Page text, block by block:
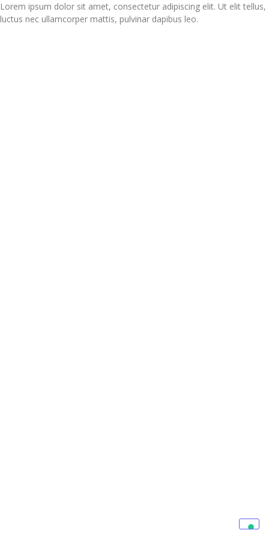
Lorem ipsum dolor sit amet, consectetur adipiscing elit. Ut elit tellus,
luctus nec ullamcorper mattis, pulvinar dapibus leo.